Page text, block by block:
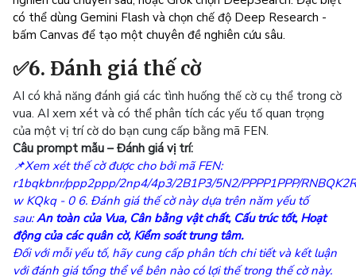
có thể dùng Gemini Flash và chọn chế độ Deep Research -
bấm Canvas để tạo một chuyên đề nghiên cứu sâu.
✅6. Đánh giá thế cờ
AI có khả năng đánh giá các tình huống thế cờ cụ thể trong cờ
vua. AI xem xét và có thể phân tích các yếu tố quan trọng
của một vị trí cờ do bạn cung cấp bằng mã FEN.
Câu prompt mẫu – Đánh giá vị trí:
📌Xem xét thế cờ được cho bởi mã FEN:
r1bqkbnr/ppp2ppp/2np4/4p3/2B1P3/5N2/PPPP1PPP/RNBQK2R
w KQkq - 0 6. Đánh giá thế cờ này dựa trên năm yếu tố
sau:An toàn của Vua, Cân bằng vật chất, Cấu trúc tốt, Hoạt
động của các quân cờ, Kiểm soát trung tâm.
Đối với mỗi yếu tố, hãy cung cấp phân tích chi tiết và kết luận
với đánh giá tổng thể về bên nào có lợi thế trong thế cờ này.